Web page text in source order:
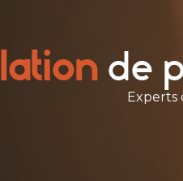
lationde
Experts